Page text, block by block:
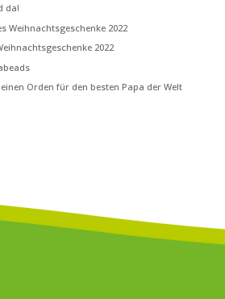
da!
Weihnachtsgeschenke 2022
2022
Orden für den besten Papa der Welt